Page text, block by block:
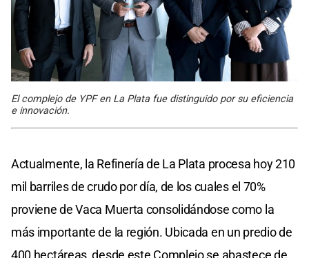
El complejo de YPF en La Plata fue distinguido por su eficiencia
e innovación.
Actualmente, la Refinería de La Plata procesa hoy 210
mil barriles de crudo por día, de los cuales el 70%
proviene de Vaca Muerta consolidándose como la
más importante de la región. Ubicada en un predio de
400 hectáreas, desde este Complejo se abastece de